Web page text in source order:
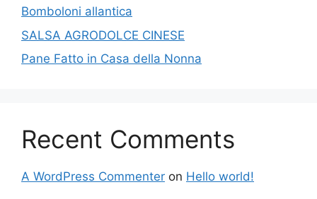
Bomboloni allantica
SALSA AGRODOLCE CINESE
Pane Fatto in Casa della Nonna
Recent Comments
A WordPress Commenter on Hello world!